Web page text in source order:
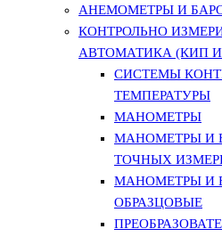
АНЕМОМЕТРЫ И
КОНТРОЛЬНО
АВТОМАТИКА (КИП
СИСТЕМЫ
ТЕМПЕРАТУРЫ
МАНОМЕТРЫ
МАНОМЕТРЫ И
ТОЧНЫХ
МАНОМЕТРЫ И
ОБРАЗЦОВЫЕ